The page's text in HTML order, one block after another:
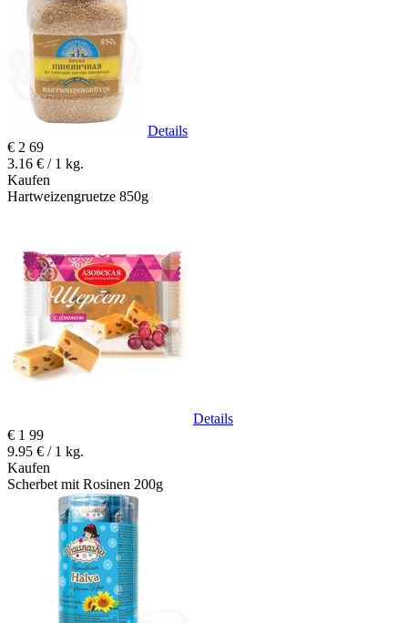
Details
€ 2 69
3.16 € / 1 kg.
Kaufen
Hartweizengruetze 850g
Details
€ 1 99
9.95 € / 1 kg.
Kaufen
Scherbet mit Rosinen 200g